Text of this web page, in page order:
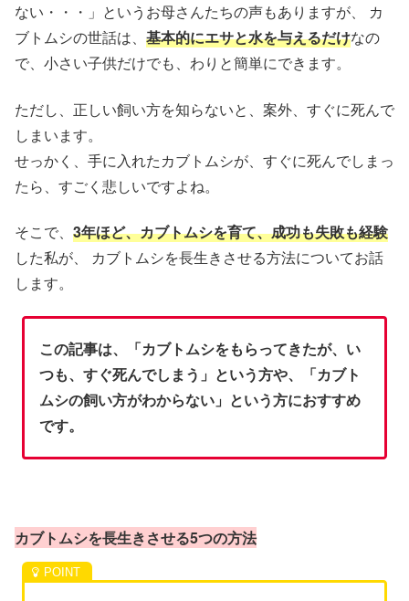
ない・・・」というお母さんたちの声もありますが、 カ
ブトムシの世話は、 基本的にエサと水を与えるだけなの
で、小さい子供だけでも、わりと簡単にできます。
ただし、正しい飼い方を知らないと、案外、すぐに死んで
しまいます。
せっかく、手に入れたカブトムシが、すぐに死んでしまっ
たら、すごく悲しいですよね。
そこで、 3年ほど、カブトムシを育て、成功も失敗も経験
した私が、 カブトムシを長生きさせる方法についてお話
します。
この記事は、「カブトムシをもらってきたが、い
つも、すぐ死んでしまう」という方や、「カブト
ムシの飼い方がわからない」という方におすすめ
です。
カブトムシを長生きさせる5つの方法